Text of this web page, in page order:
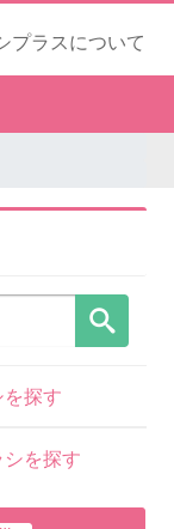
プラスについて
探す
を探す